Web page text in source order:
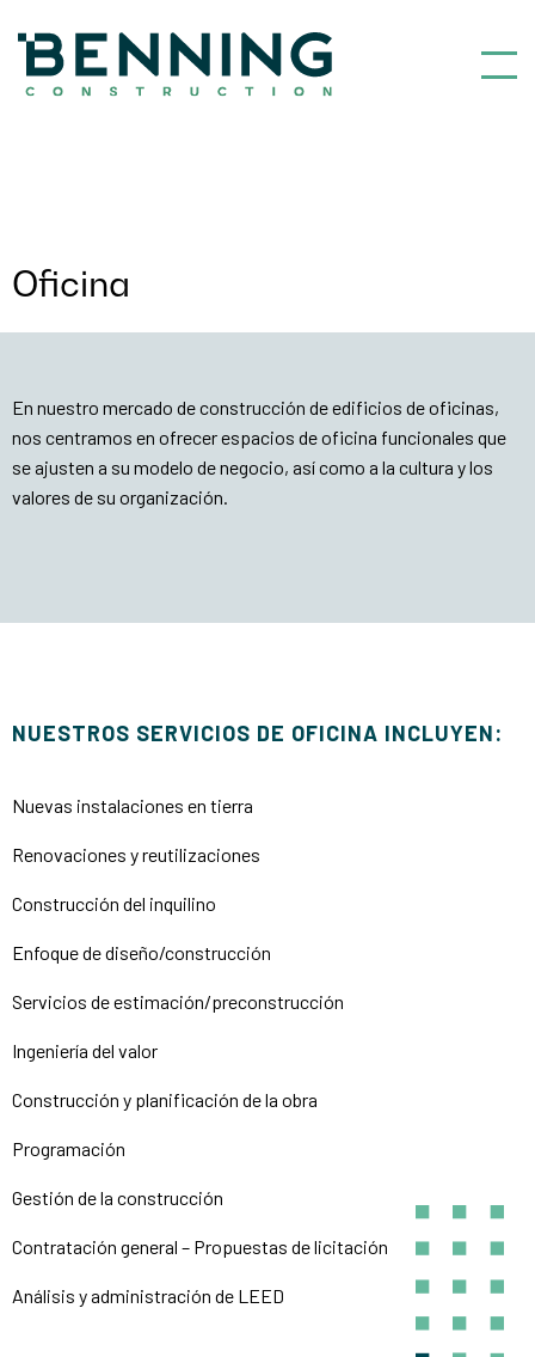
Benning Construction
Oficina
En nuestro mercado de construcción de edificios de oficinas,
nos centramos en ofrecer espacios de oficina funcionales que
se ajusten a su modelo de negocio, así como a la cultura y los
valores de su organización.
NUESTROS SERVICIOS DE OFICINA INCLUYEN:
Nuevas instalaciones en tierra
Renovaciones y reutilizaciones
Construcción del inquilino
Enfoque de diseño/construcción
Servicios de estimación/preconstrucción
Ingeniería del valor
Construcción y planificación de la obra
Programación
Gestión de la construcción
Contratación general – Propuestas de licitación
Análisis y administración de LEED